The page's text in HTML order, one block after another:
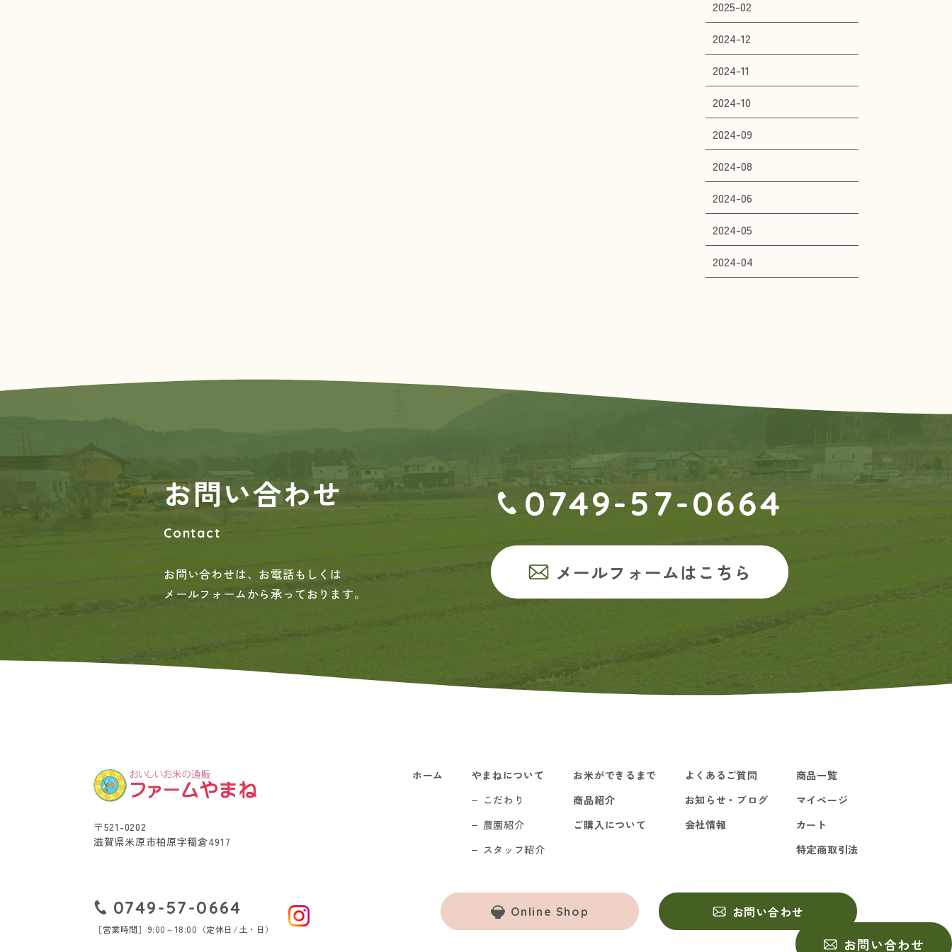
お問い合わせ
2025-02
2024-12
2024-11
2024-10
2024-09
2024-08
2024-06
2024-05
2024-04
お問い合わせ
Contact
お問い合わせは、お電話もしくは
メールフォームから承っております。
0749-57-0664
メールフォームはこちら
〒521-0202
滋賀県米原市柏原字稲倉4917
0749-57-0664
［営業時間］9:00～18:00（定休日/土・日）
ホーム
やまねについて
こだわり
農園紹介
スタッフ紹介
お米ができるまで
商品紹介
ご購入について
よくあるご質問
お知らせ・ブログ
会社情報
商品一覧
マイページ
カート
特定商取引法
Online Shop お問い合わせ